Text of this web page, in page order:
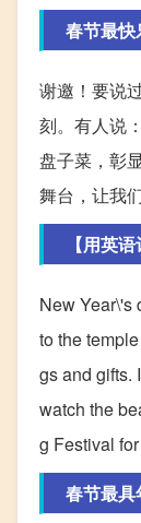
春节最
谢邀！要说
刻。有人说
盘子菜，彰
舞台，让我
【用英
New Year\'s
to the
gs and gifts.
watch the
g Festival
春节最